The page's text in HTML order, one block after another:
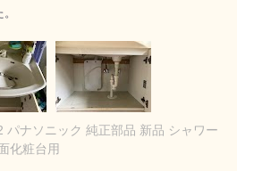
パナソニック 純正部品 新品 シャワー
化粧台用